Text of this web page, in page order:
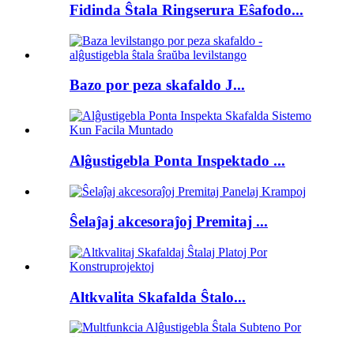
Fidinda Ŝtala Ringserura Eŝafodo...
Bazo por peza skafaldo J...
Alĝustigebla Ponta Inspektado ...
Ŝelaĵaj akcesoraĵoj Premitaj ...
Altkvalita Skafalda Ŝtalo...